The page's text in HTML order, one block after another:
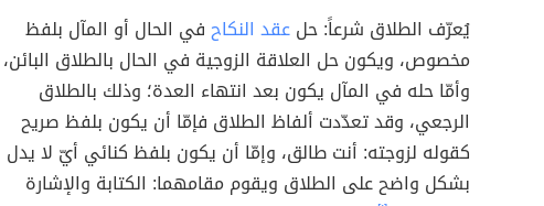
يُعرّف الطلاق شرعاً: حلعقد النكاحفي الحال أو المآل بلفظ
مخصوص، ويكون حل العلاقة الزوجية في الحال بالطلاق البائن،
وأمّا حله في المآل يكون بعد انتهاء العدة؛ وذلك بالطلاق
الرجعي، وقد تعدّدت ألفاظ الطلاق فإمّا أن يكون بلفظ صريح
كقوله لزوجته: أنت طالق، وإمّا أن يكون بلفظ كنائي أيّ لا يدل
بشكل واضح على الطلاق ويقوم مقامهما: الكتابة والإشارة